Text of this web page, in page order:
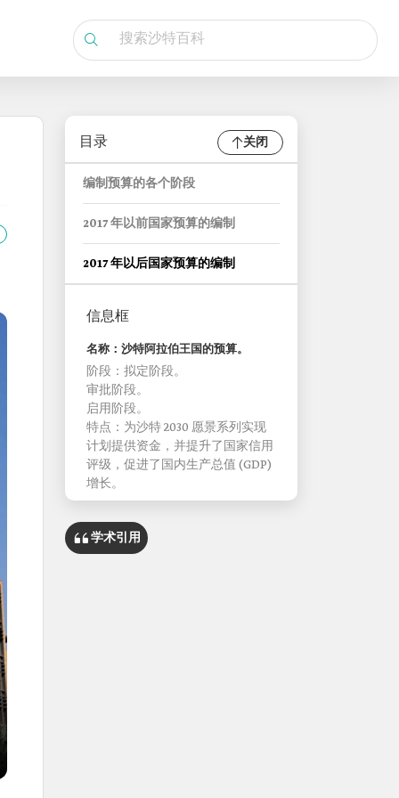
目录 关闭
编制预算的各个阶段
2017 年以前国家预算的编制
2017 年以后国家预算的编制
信息框
名称：沙特阿拉伯王国的预算。
阶段：拟定阶段。
审批阶段。
启用阶段。
特点：为沙特 2030 愿景系列实现
计划提供资金，并提升了国家信用
评级，促进了国内生产总值 (GDP)
增长。
学术引用